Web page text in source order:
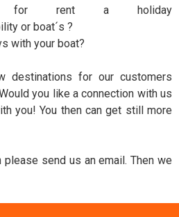
for rent a holiday
or boat´s ?
with your boat?
destinations for our customers
you like a connection with us
you! You then can get still more
please send us an email. Then we